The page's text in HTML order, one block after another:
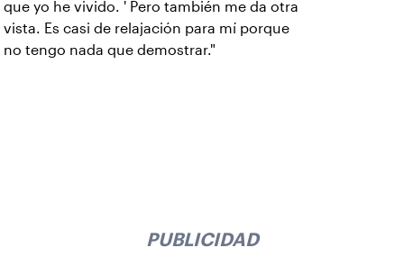
que yo he vivido. ' Pero también me da otra
vista. Es casi de relajación para mí porque
no tengo nada que demostrar."
PUBLICIDAD